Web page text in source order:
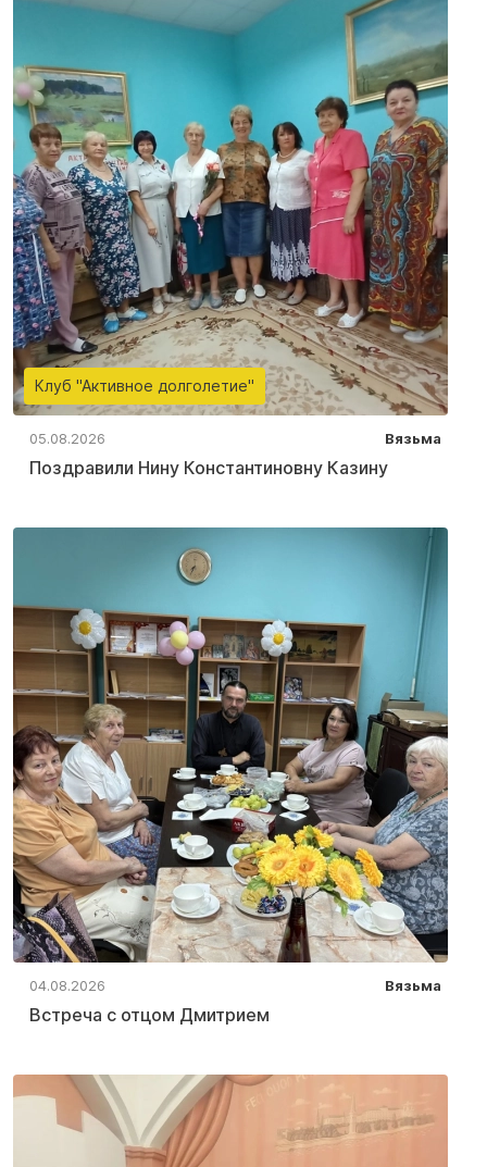
Клуб "Активное долголетие"
05.08.2026 Вязьма
Поздравили Нину Константиновну Казину
04.08.2026 Вязьма
Встреча с отцом Дмитрием